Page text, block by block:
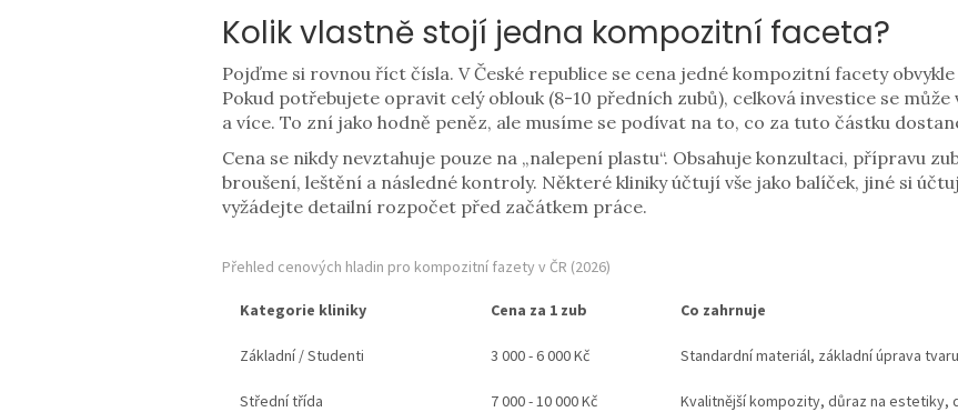
Kolik vlastně stojí jedna kompozitní faceta?
Pojďme si rovnou říct čísla. V České republice se cena jedné kompozitní facety
Pokud potřebujete opravit celý oblouk (8-10 předních zubů), celková investice se může
a více. To zní jako hodně peněz, ale musíme se podívat na to, co za tuto částku
Cena se nikdy nevztahuje pouze na „nalepení plastu“. Obsahuje konzultaci, přípravu
broušení, leštění a následné kontroly. Některé kliniky účtují vše jako balíček, jiné si
vyžádejte detailní rozpočet před začátkem práce.
Přehled cenových hladin pro kompozitní fazety v ČR (2026)
Kategorie kliniky Cena za 1 zub Co zahrnuje
Základní / Studenti 3 000 - 6 000 Kč Standardní materiál, základní úprava tvaru
Střední třída 7 000 - 10 000 Kč Kvalitnější kompozity, důraz na estetiky,